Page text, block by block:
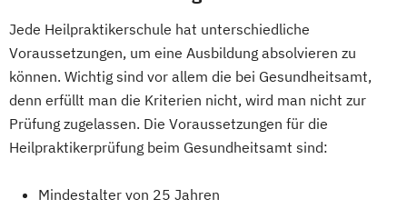
Jede Heilpraktikerschule hat unterschiedliche
Voraussetzungen, um eine Ausbildung absolvieren zu
können. Wichtig sind vor allem die bei Gesundheitsamt,
denn erfüllt man die Kriterien nicht, wird man nicht zur
Prüfung zugelassen. Die Voraussetzungen für die
Heilpraktikerprüfung beim Gesundheitsamt sind:
Mindestalter von 25 Jahren